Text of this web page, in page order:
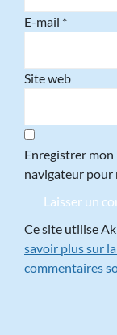
E-mail *
Site web
Enregistrer mon
navigateur pour
Ce site utilise
savoir plus sur
commentaires